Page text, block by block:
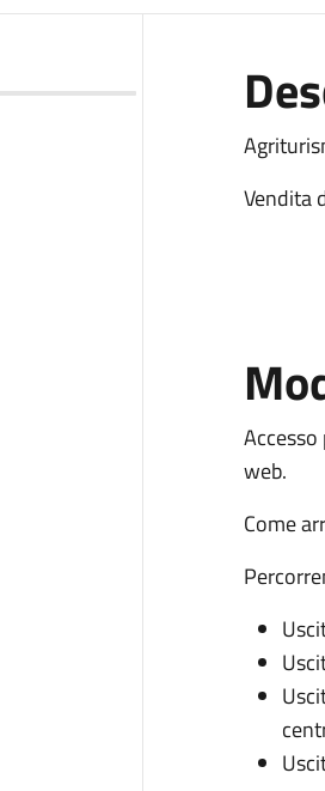
Vendita
web.
Come